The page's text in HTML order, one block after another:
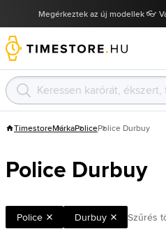
Megérkeztek az új modellek 👓
TimestoreMárkaPolicePolice Durbuy
Police Durbuy
Police Durbuy Szűrés